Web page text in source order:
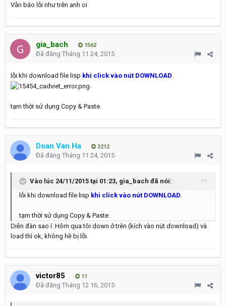
Vẫn báo lỗi như trên anh oi
gia_bach 1562
Đã đăng Tháng 11 24, 2015
lỗi khi download file lisp khi click vào nút DOWNLOAD.
.
tạm thời sử dụng Copy & Paste.
Doan Van Ha 3212
Đã đăng Tháng 11 24, 2015
Vào lúc 24/11/2015 tại 01:23, gia_bach đã nói:
lỗi khi download file lisp khi click vào nút DOWNLOAD.
tạm thời sử dụng Copy & Paste.
Diễn đàn sao í. Hôm qua tôi down ở trên (kích vào nút download) và
load thì ok, không hề bị lỗi.
victor85 11
Đã đăng Tháng 12 16, 2015